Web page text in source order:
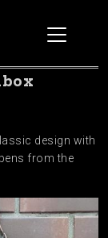
design with
from the